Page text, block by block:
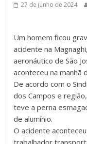
27 de junho de 2024
Um homem ficou
acidente na
aeronáutico de São
aconteceu na manhã
De acordo com o
dos Campos e
teve a perna
de alumínio.
O acidente